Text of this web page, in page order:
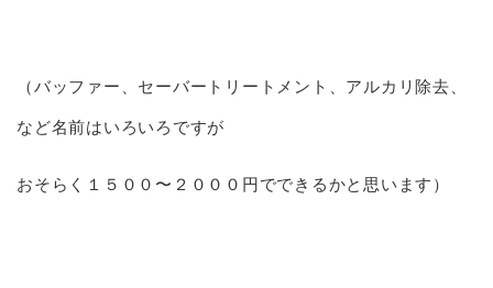
（バッファー、セーバートリートメント、アルカリ除去、
など名前はいろいろですが
おそらく１５００〜２０００円でできるかと思います）